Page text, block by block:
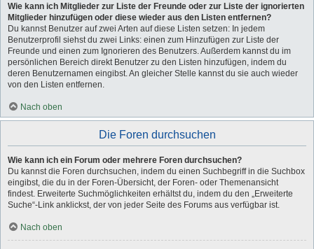
Wie kann ich Mitglieder zur Liste der Freunde oder zur Liste der ignorierten
Mitglieder hinzufügen oder diese wieder aus den Listen entfernen?
Du kannst Benutzer auf zwei Arten auf diese Listen setzen: In jedem
Benutzerprofil siehst du zwei Links: einen zum Hinzufügen zur Liste der
Freunde und einen zum Ignorieren des Benutzers. Außerdem kannst du im
persönlichen Bereich direkt Benutzer zu den Listen hinzufügen, indem du
deren Benutzernamen eingibst. An gleicher Stelle kannst du sie auch wieder
von den Listen entfernen.
Nach oben
Die Foren durchsuchen
Wie kann ich ein Forum oder mehrere Foren durchsuchen?
Du kannst die Foren durchsuchen, indem du einen Suchbegriff in die Suchbox
eingibst, die du in der Foren-Übersicht, der Foren- oder Themenansicht
findest. Erweiterte Suchmöglichkeiten erhältst du, indem du den „Erweiterte
Suche“-Link anklickst, der von jeder Seite des Forums aus verfügbar ist.
Nach oben